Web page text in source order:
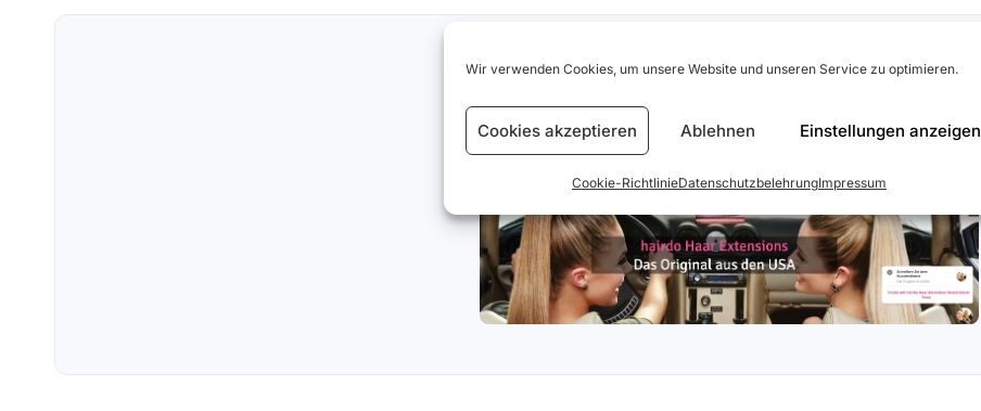
Wir verwenden Cookies, um unsere Website und unseren Service zu optimieren.
Cookies akzeptieren Ablehnen Einstellungen anzeigen
Cookie-RichtlinieDatenschutzbelehrungImpressum